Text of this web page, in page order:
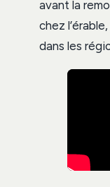
avant la
chez
dans les